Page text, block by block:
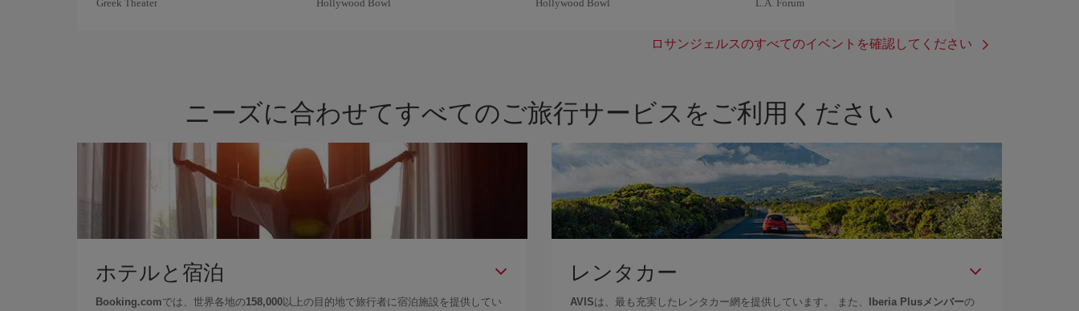
Greek Theater Hollywood Bowl Hollywood Bowl L.A. Forum
ロサンジェルスのすべてのイベントを確認してください
ニーズに合わせてすべてのご旅行サービスをご利用ください
ホテルと宿泊
Booking.comでは、世界各地の158,000以上の目的地で旅行者に宿泊施設を提供してい
レンタカー
AVISは、最も充実したレンタカー網を提供しています。 また、 Iberia Plusメンバーの